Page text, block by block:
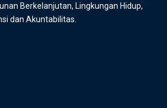
Berkelanjutan, Lingkungan Hidup,
dan Akuntabilitas.